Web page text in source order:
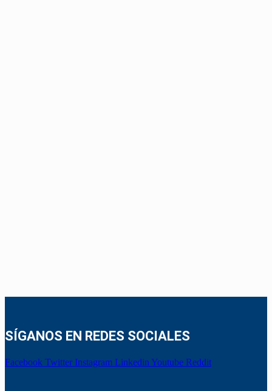
SÍGANOS EN REDES SOCIALES
Facebook Twitter Instagram Linkedin Youtube Reddit